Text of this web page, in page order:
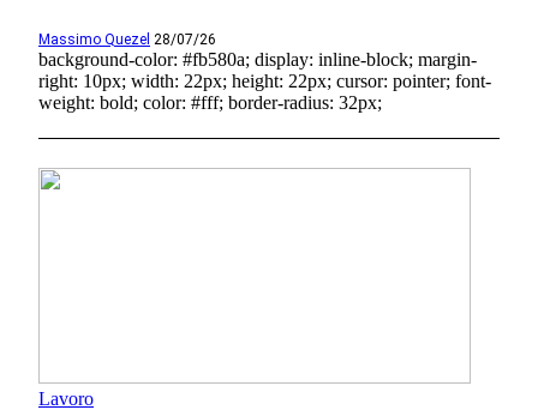
Massimo Quezel 28/07/26
background-color: #fb580a; display: inline-block; margin-
right: 10px; width: 22px; height: 22px; cursor: pointer; font-
weight: bold; color: #fff; border-radius: 32px;
Lavoro